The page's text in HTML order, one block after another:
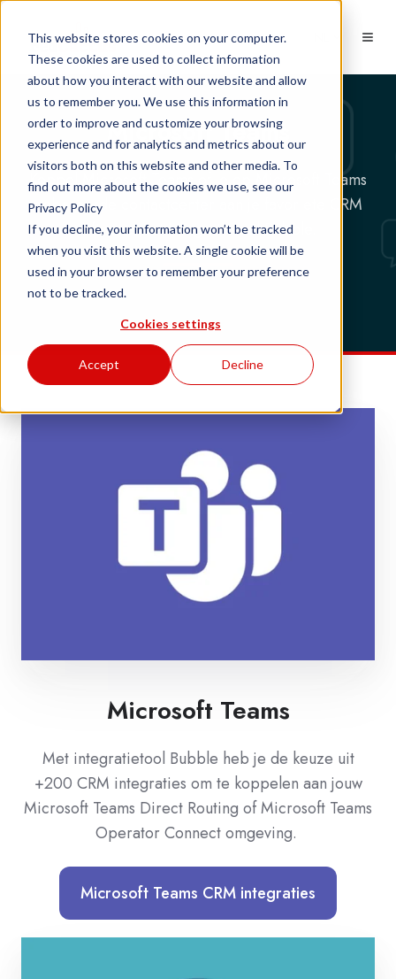
This website stores cookies on your computer.
These cookies are used to collect information
about how you interact with our website and allow
us to remember you. We use this information in
order to improve and customize your browsing
experience and for analytics and metrics about our
visitors both on this website and other media. To
find out more about the cookies we use, see our
Privacy Policy
If you decline, your information won’t be tracked
when you visit this website. A single cookie will be
used in your browser to remember your preference
not to be tracked.
Cookies settings
Accept Decline
Microsoft Teams
Koppel Microsoft Teams of je op Microsoft Teams
gebaseerde contactcenter aan je favoriete CRM
software met integratietool Bubble.
Microsoft Teams
Met integratietool Bubble heb je de keuze uit
+200 CRM integraties om te koppelen aan jouw
Microsoft Teams Direct Routing of Microsoft Teams
Operator Connect omgeving.
Microsoft Teams CRM integraties